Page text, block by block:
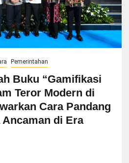
Pemerintahan
Buku “Gamifikasi
Teror Modern di
Cara Pandang
di Era